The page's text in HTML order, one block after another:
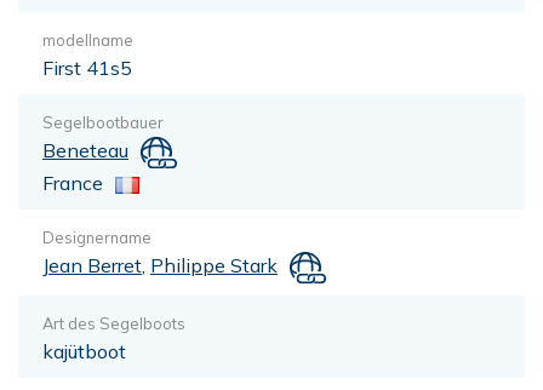
modellname
First 41s5
Segelbootbauer
Beneteau
France
Designername
Jean Berret Philippe Stark
Art des Segelboots
kajütboot